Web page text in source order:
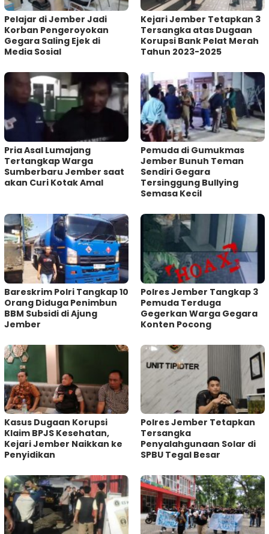
Pelajar di Jember Jadi
Korban Pengeroyokan
Gegara Saling Ejek di
Media Sosial
Kejari Jember Tetapkan 3
Tersangka atas Dugaan
Korupsi Bank Pelat Merah
Tahun 2023-2025
Pria Asal Lumajang
Tertangkap Warga
Sumberbaru Jember saat
akan Curi Kotak Amal
Pemuda di Gumukmas
Jember Bunuh Teman
Sendiri Gegara
Tersinggung Bullying
Semasa Kecil
Bareskrim Polri Tangkap 10
Orang Diduga Penimbun
BBM Subsidi di Ajung
Jember
Polres Jember Tangkap 3
Pemuda Terduga
Gegerkan Warga Gegara
Konten Pocong
Kasus Dugaan Korupsi
Klaim BPJS Kesehatan,
Kejari Jember Naikkan ke
Penyidikan
Polres Jember Tetapkan
Tersangka
Penyalahgunaan Solar di
SPBU Tegal Besar